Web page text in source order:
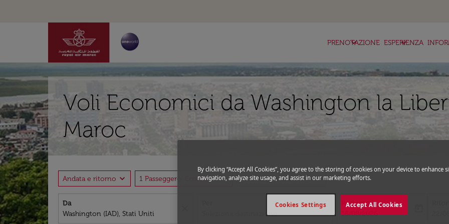
PRENOTAZIONE
keyboard_arrow_down ESPERIENZA
keyboard_arrow_down
Voli Economici da Washington la
Maroc
Andata e ritorno expand_more 1 Passeggero, Economiaexpand_more Codice promozionale expand_more
Da
Partenza
fc-booking-departure-date-aria-
15/08/2026
fc-
By clicking “Accept All Cookies”, you agree to the storing of cookies on your device to enhance
navigation, analyze site usage, and assist in our marketing efforts.
Accept All Cookies
Cookies Settings